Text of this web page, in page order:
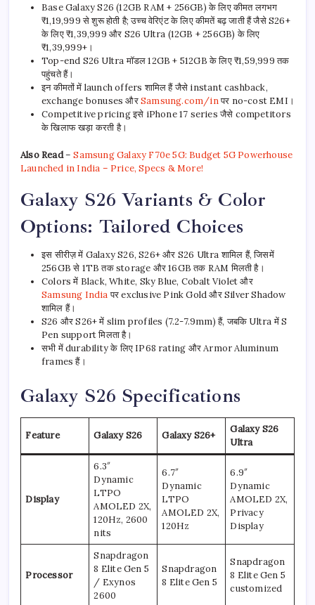
Base Galaxy S26 (12GB RAM + 256GB) के लिए कीमत लगभग
₹1,19,999 से शुरू होती है; उच्च वेरिएंट के लिए कीमतें बढ़ जाती हैं जैसे S26+
के लिए ₹1,39,999 और S26 Ultra (12GB + 256GB) के लिए
₹1,39,999+।
Top-end S26 Ultra मॉडल 12GB + 512GB के लिए ₹1,59,999 तक
पहुंचते हैं।
इन कीमतों में launch offers शामिल हैं जैसे instant cashback,
exchange bonuses औरSamsung.com/inपर no-cost EMI।
Competitive pricing इसे iPhone 17 series जैसे competitors
के खिलाफ खड़ा करती है।
Also Read–Samsung Galaxy F70e 5G: Budget 5G Powerhouse
Launched in India – Price, Specs & More!
Galaxy S26 Variants & Color
Options: Tailored Choices
इस सीरीज़ में Galaxy S26, S26+ और S26 Ultra शामिल हैं, जिसमें
256GB से 1TB तक storage और 16GB तक RAM मिलती है।
Colors में Black, White, Sky Blue, Cobalt Violet और
Samsung Indiaपर exclusive Pink Gold और Silver Shadow
शामिल हैं।
S26 और S26+ में slim profiles (7.2-7.9mm) हैं, जबकि Ultra में S
Pen support मिलता है।
सभी में durability के लिए IP68 rating और Armor Aluminum
frames हैं।
Galaxy S26 Specifications
Feature Galaxy S26 Galaxy S26+
Galaxy S26
Ultra
Display
6.3″
Dynamic
LTPO
AMOLED 2X,
120Hz, 2600
nits
6.7″
Dynamic
LTPO
AMOLED 2X,
120Hz
6.9″
Dynamic
AMOLED 2X,
Privacy
Display
Processor
Snapdragon
8 Elite Gen 5
/ Exynos
2600
Snapdragon
8 Elite Gen 5
Snapdragon
8 Elite Gen 5
customized